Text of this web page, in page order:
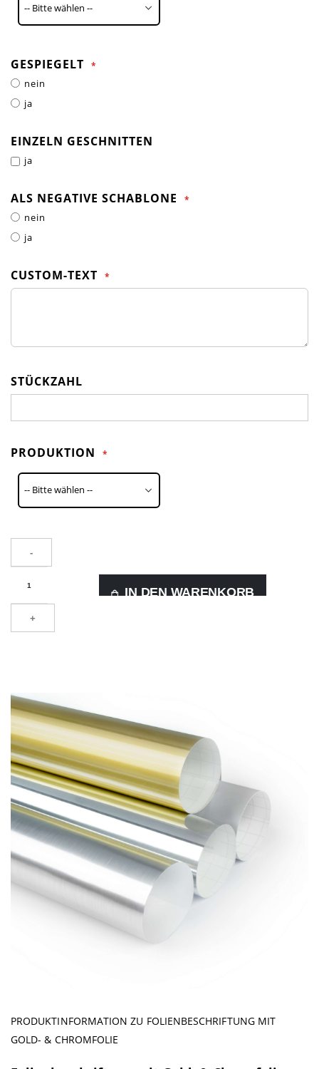
GESPIEGELT
nein
ja
EINZELN GESCHNITTEN
ja
ALS NEGATIVE SCHABLONE
nein
ja
CUSTOM-TEXT
STÜCKZAHL
PRODUKTION
-
+
IN DEN WARENKORB
PRODUKTINFORMATION ZU FOLIENBESCHRIFTUNG MIT
GOLD- & CHROMFOLIE